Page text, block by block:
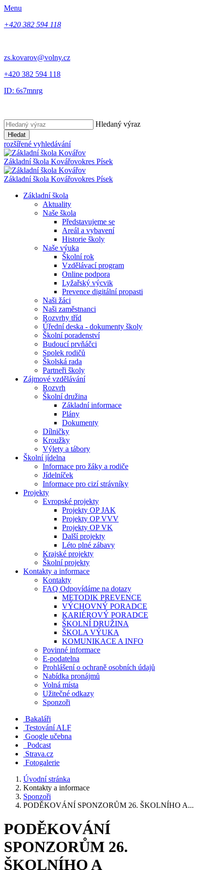
Menu
+420 382 594 118
zs.kovarov@volny.cz
+420 382 594 118
ID: 6s7mnrg
Hledaný výraz
Hledat
rozšířené vyhledávání
Základní škola Kovářovokres Písek
Základní škola Kovářovokres Písek
Základní škola
Aktuality
Naše škola
Představujeme se
Areál a vybavení
Historie školy
Naše výuka
Školní rok
Vzdělávací program
Online podpora
Lyžařský výcvik
Prevence digitální propasti
Naši žáci
Naši zaměstnanci
Rozvrhy tříd
Úřední deska - dokumenty školy
Školní poradenství
Budoucí prvňáčci
Spolek rodičů
Školská rada
Partneři školy
Zájmové vzdělávání
Rozvrh
Školní družina
Základní informace
Plány
Dokumenty
Dílničky
Kroužky
Výlety a tábory
Školní jídelna
Informace pro žáky a rodiče
Jídelníček
Informace pro cizí strávníky
Projekty
Evropské projekty
Projekty OP JAK
Projekty OP VVV
Projekty OP VK
Další projekty
Léto plné zábavy
Krajské projekty
Školní projekty
Kontakty a informace
Kontakty
FAQ Odpovídáme na dotazy
METODIK PREVENCE
VÝCHOVNÝ PORADCE
KARIÉROVÝ PORADCE
ŠKOLNÍ DRUŽINA
ŠKOLA VÝUKA
KOMUNIKACE A INFO
Povinné informace
E-podatelna
Prohlášení o ochraně osobních údajů
Nabídka pronájmů
Volná místa
Užitečné odkazy
Sponzoři
Bakaláři
Testování ALF
Google učebna
Podcast
Strava.cz
Fotogalerie
Úvodní stránka
Kontakty a informace
Sponzoři
PODĚKOVÁNÍ SPONZORŮM 26. ŠKOLNÍHO A...
PODĚKOVÁNÍ
SPONZORŮM 26.
ŠKOLNÍHO A